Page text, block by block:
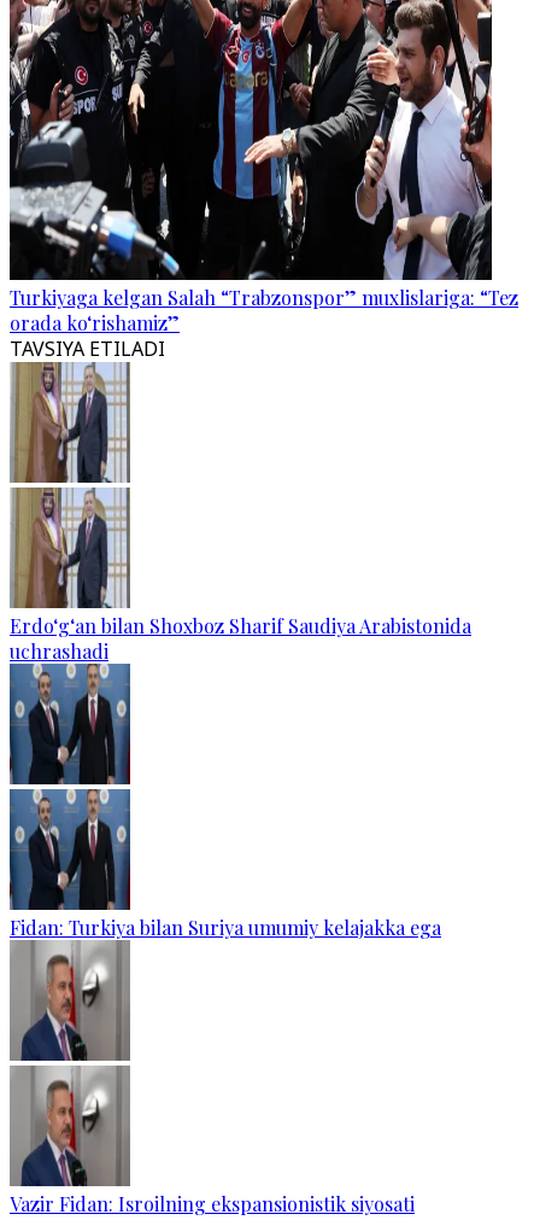
Turkiyaga kelgan Salah “Trabzonspor” muxlislariga: “Tez
orada ko‘rishamiz”
TAVSIYA ETILADI
Erdo‘g‘an bilan Shoxboz Sharif Saudiya Arabistonida
uchrashadi
Fidan: Turkiya bilan Suriya umumiy kelajakka ega
Vazir Fidan: Isroilning ekspansionistik siyosati